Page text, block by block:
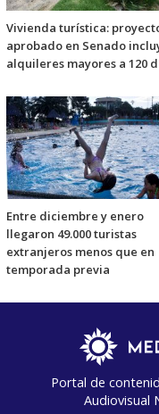
Vivienda turística:
aprobado en Senado
alquileres mayores a 120
Entre diciembre y enero
llegaron 49.000 turistas
extranjeros menos que en
temporada previa
Portal de
Audiovisual